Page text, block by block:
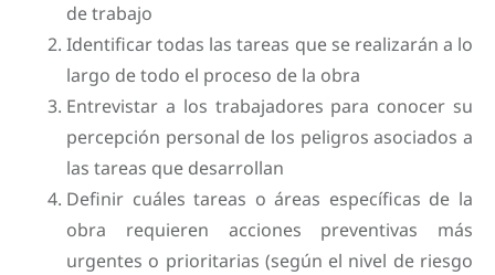
de trabajo
Identificar todas las tareas que se realizarán a lo
largo de todo el proceso de la obra
Entrevistar a los trabajadores para conocer su
percepción personal de los peligros asociados a
las tareas que desarrollan
Definir cuáles tareas o áreas específicas de la
obra requieren acciones preventivas más
urgentes o prioritarias (según el nivel de riesgo